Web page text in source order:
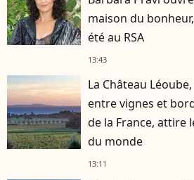
maison du
été au RSA
13:43
La Château
entre vignes et
de la France, attire
du monde
13:11